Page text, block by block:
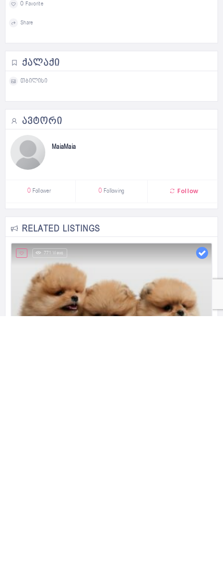
0 Favorite
Share
ᲥᲐᲚᲐᲥᲘ
თბილისი
ᲐᲕᲢᲝᲠᲘ
MaiaMaia
0 Follower 0 Following Follow
RELATED LISTINGS
771 Views